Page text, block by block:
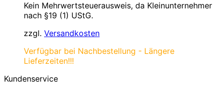
Kein Mehrwertsteuerausweis, da Kleinunternehmer
nach §19 (1) UStG.
zzgl. Versandkosten
Verfügbar bei Nachbestellung - Längere
Lieferzeiten!!!
Kundenservice